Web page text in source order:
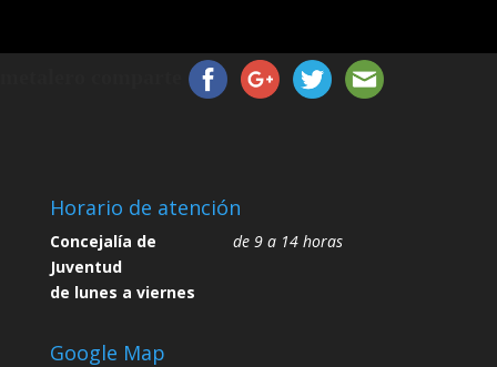
Horario de atención
Concejalía de
Juventud
de lunes a viernes
de 9 a 14 horas
Google Map